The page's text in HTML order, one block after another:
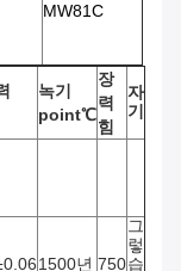
MW81C
녹기
point℃
장
력
힘
자
기
1500년 750
그
렇
습